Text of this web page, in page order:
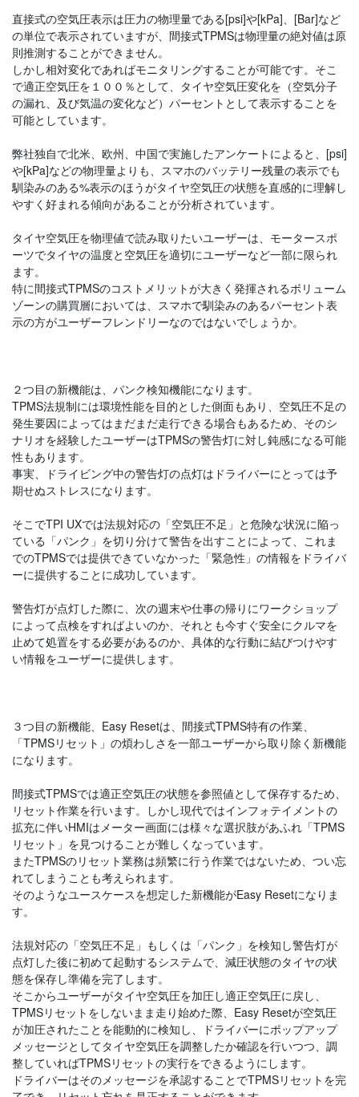
直接式の空気圧表示は圧力の物理量である[psi]や[kPa]、[Bar]など
の単位で表示されていますが、間接式TPMSは物理量の絶対値は原
則推測することができません。
しかし相対変化であればモニタリングすることが可能です。そこ
で適正空気圧を１００％として、タイヤ空気圧変化を（空気分子
の漏れ、及び気温の変化など）パーセントとして表示することを
可能としています。
弊社独自で北米、欧州、中国で実施したアンケートによると、[psi]
や[kPa]などの物理量よりも、スマホのバッテリー残量の表示でも
馴染みのある%表示のほうがタイヤ空気圧の状態を直感的に理解し
やすく好まれる傾向があることが分析されています。
タイヤ空気圧を物理値で読み取りたいユーザーは、モータースポ
ーツでタイヤの温度と空気圧を適切にユーザーなど一部に限られ
ます。
特に間接式TPMSのコストメリットが大きく発揮されるボリューム
ゾーンの購買層においては、スマホで馴染みのあるパーセント表
示の方がユーザーフレンドリーなのではないでしょうか。
２つ目の新機能は、パンク検知機能になります。
TPMS法規制には環境性能を目的とした側面もあり、空気圧不足の
発生要因によってはまだまだ走行できる場合もあるため、そのシ
ナリオを経験したユーザーはTPMSの警告灯に対し鈍感になる可能
性もあります。
事実、ドライビング中の警告灯の点灯はドライバーにとっては予
期せぬストレスになります。
そこでTPI UXでは法規対応の「空気圧不足」と危険な状況に陥っ
ている「パンク」を切り分けて警告を出すことによって、これま
でのTPMSでは提供できていなかった「緊急性」の情報をドライバ
ーに提供することに成功しています。
警告灯が点灯した際に、次の週末や仕事の帰りにワークショップ
によって点検をすればよいのか、それとも今すぐ安全にクルマを
止めて処置をする必要があるのか、具体的な行動に結びつけやす
い情報をユーザーに提供します。
３つ目の新機能、Easy Resetは、間接式TPMS特有の作業、
「TPMSリセット」の煩わしさを一部ユーザーから取り除く新機能
になります。
間接式TPMSでは適正空気圧の状態を参照値として保存するため、
リセット作業を行います。しかし現代ではインフォテイメントの
拡充に伴いHMIはメーター画面には様々な選択肢があふれ「TPMS
リセット」を見つけることが難しくなっています。
またTPMSのリセット業務は頻繁に行う作業ではないため、つい忘
れてしまうことも考えられます。
そのようなユースケースを想定した新機能がEasy Resetになりま
す。
法規対応の「空気圧不足」もしくは「パンク」を検知し警告灯が
点灯した後に初めて起動するシステムで、減圧状態のタイヤの状
態を保存し準備を完了します。
そこからユーザーがタイヤ空気圧を加圧し適正空気圧に戻し、
TPMSリセットをしないまま走り始めた際、Easy Resetが空気圧
が加圧されたことを能動的に検知し、ドライバーにポップアップ
メッセージとしてタイヤ空気圧を調整したか確認を行いつつ、調
整していればTPMSリセットの実行をできるようにします。
ドライバーはそのメッセージを承認することでTPMSリセットを完